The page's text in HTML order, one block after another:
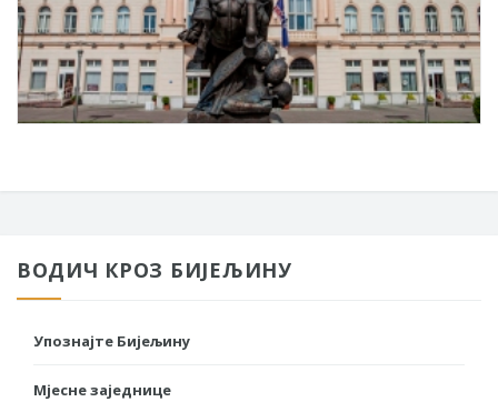
ВОДИЧ КРОЗ БИЈЕЉИНУ
Упознајте Бијељину
Мјесне заједнице